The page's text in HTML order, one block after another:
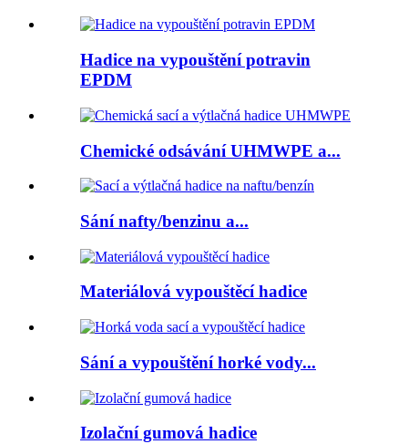
Hadice na vypouštění potravin
EPDM
Chemické odsávání UHMWPE a...
Sání nafty/benzinu a...
Materiálová vypouštěcí hadice
Sání a vypouštění horké vody...
Izolační gumová hadice